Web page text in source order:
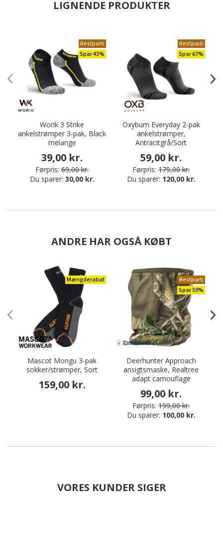
LIGNENDE PRODUKTER
Restparti
Spar 43%
Worik 3 Strike
ankelstrømper 3-pak, Black
melange
39,00 kr.
Førpris: 69,00 kr.
Du sparer: 30,00 kr.
Restparti
Spar 67%
Oxyburn Everyday 2-pak
ankelstrømper,
Antracitgrå/Sort
59,00 kr.
Førpris: 179,00 kr.
Du sparer: 120,00 kr.
ANDRE HAR OGSÅ KØBT
Mængderabat
Mascot Mongu 3-pak
sokker/strømper, Sort
159,00 kr.
Restparti
Spar 50%
Deerhunter Approach
ansigtsmaske, Realtree
adapt camouflage
99,00 kr.
Førpris: 199,00 kr.
Du sparer: 100,00 kr.
VORES KUNDER SIGER